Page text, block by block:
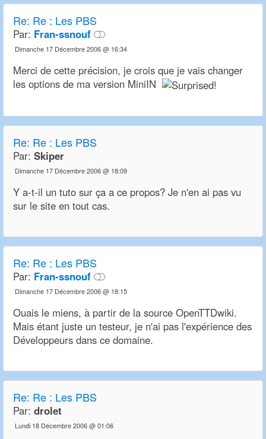
Re: Re : Les PBS
Par: Fran-ssnouf
Dimanche 17 Décembre 2006 @ 16:34
Merci de cette précision, je crois que je vais changer
les options de ma version MiniIN
Re: Re : Les PBS
Par: Skiper
Dimanche 17 Décembre 2006 @ 18:09
Y a-t-il un tuto sur ça a ce propos? Je n'en ai pas vu
sur le site en tout cas.
Re: Re : Les PBS
Par: Fran-ssnouf
Dimanche 17 Décembre 2006 @ 18:15
Ouais le miens, à partir de la source OpenTTDwiki.
Mais étant juste un testeur, je n'ai pas l'expérience des
Développeurs dans ce domaine.
Re: Re : Les PBS
Par: drolet
Lundi 18 Décembre 2006 @ 01:06